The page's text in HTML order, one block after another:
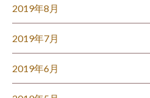
2019年8月
2019年7月
2019年6月